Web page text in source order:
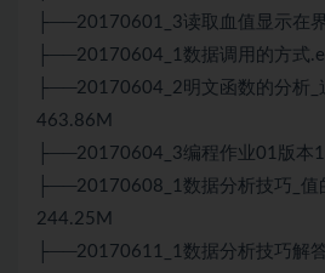
├──20170601_3读取血值显示在
├──20170604_1数据调用的方式
├──20170604_2明文函数的分析_
463.86M
├──20170604_3编程作业01版本
├──20170608_1数据分析技巧_值
244.25M
├──20170611_1数据分析技巧解